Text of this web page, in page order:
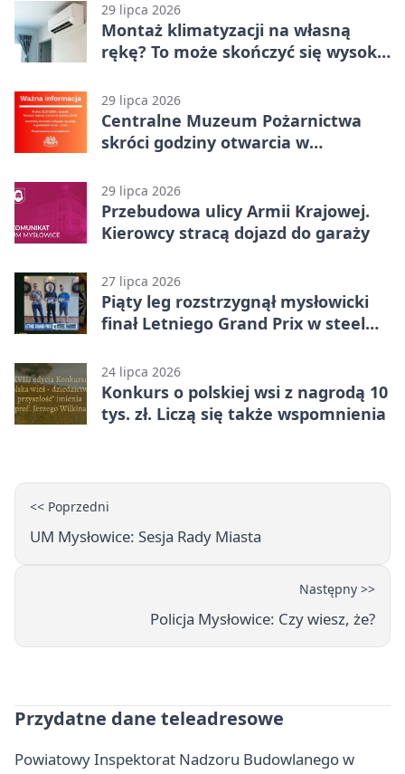
29 lipca 2026
Montaż klimatyzacji na własną
rękę? To może skończyć się wysoką
29 lipca 2026
Centralne Muzeum Pożarnictwa
skróci godziny otwarcia w
29 lipca 2026
Przebudowa ulicy Armii Krajowej.
Kierowcy stracą dojazd do garaży
27 lipca 2026
Piąty leg rozstrzygnął mysłowicki
finał Letniego Grand Prix w steel
24 lipca 2026
Konkurs o polskiej wsi z nagrodą 10
tys. zł. Liczą się także wspomnienia
<< Poprzedni
UM Mysłowice: Sesja Rady Miasta
Następny >>
Policja Mysłowice: Czy wiesz, że?
Przydatne dane teleadresowe
Powiatowy Inspektorat Nadzoru Budowlanego w